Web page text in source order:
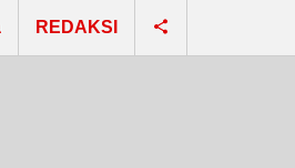
REDAKSI